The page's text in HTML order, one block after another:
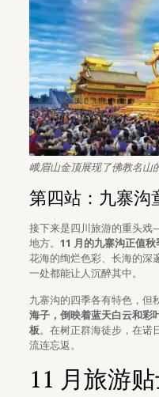
峨眉山金顶展现了佛教名山
第四站：九寨沟
接下来是四川旅游的重头
地方。 11 月的九寨沟正值
花海的绚烂色彩、长海的深
一处都能让人沉醉其中。
九寨沟的四季各有特色，但
海子，倒映着蓝天白云和彩
板。在树正群海徒步，在诺
流连忘返。
11 月旅游